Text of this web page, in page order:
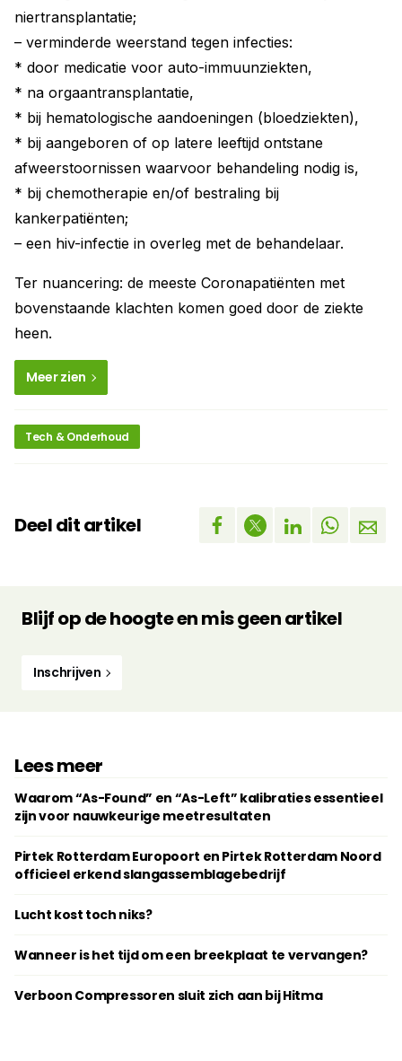
niertransplantatie;
– verminderde weerstand tegen infecties:
* door medicatie voor auto-immuunziekten,
* na orgaantransplantatie,
* bij hematologische aandoeningen (bloedziekten),
* bij aangeboren of op latere leeftijd ontstane
afweerstoornissen waarvoor behandeling nodig is,
* bij chemotherapie en/of bestraling bij
kankerpatiënten;
– een hiv-infectie in overleg met de behandelaar.
Ter nuancering: de meeste Coronapatiënten met
bovenstaande klachten komen goed door de ziekte
heen.
Meer zien
Tech & Onderhoud
Deel dit artikel
Blijf op de hoogte en mis geen artikel
Inschrijven
Lees meer
Waarom “As-Found” en “As-Left” kalibraties essentieel
zijn voor nauwkeurige meetresultaten
Pirtek Rotterdam Europoort en Pirtek Rotterdam Noord
officieel erkend slangassemblagebedrijf
Lucht kost toch niks?
Wanneer is het tijd om een breekplaat te vervangen?
Verboon Compressoren sluit zich aan bij Hitma